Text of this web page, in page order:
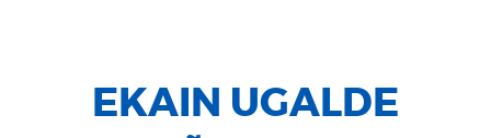
EKAIN UGALDE